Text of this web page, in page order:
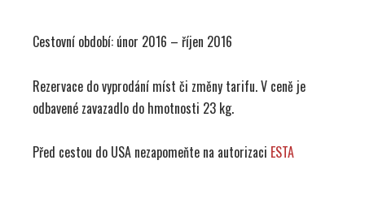
Cestovní období: únor 2016 – říjen 2016
Rezervace do vyprodání míst či změny tarifu. V ceně je
odbavené zavazadlo do hmotnosti 23 kg.
Před cestou do USA nezapomeňte na autorizaci ESTA